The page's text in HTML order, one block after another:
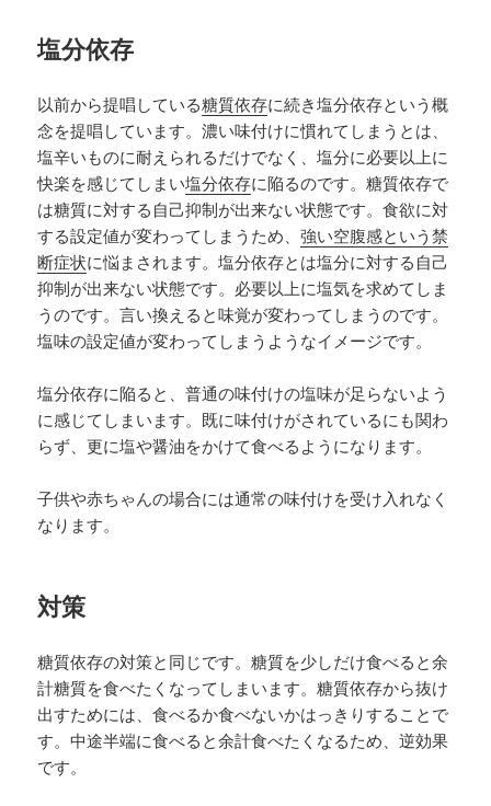
塩分依存
以前から提唱している糖質依存に続き塩分依存という概
念を提唱しています。濃い味付けに慣れてしまうとは、
塩辛いものに耐えられるだけでなく、塩分に必要以上に
快楽を感じてしまい塩分依存に陥るのです。糖質依存で
は糖質に対する自己抑制が出来ない状態です。食欲に対
する設定値が変わってしまうため、強い空腹感という禁
断症状に悩まされます。塩分依存とは塩分に対する自己
抑制が出来ない状態です。必要以上に塩気を求めてしま
うのです。言い換えると味覚が変わってしまうのです。
塩味の設定値が変わってしまうようなイメージです。
塩分依存に陥ると、普通の味付けの塩味が足らないよう
に感じてしまいます。既に味付けがされているにも関わ
らず、更に塩や醤油をかけて食べるようになります。
子供や赤ちゃんの場合には通常の味付けを受け入れなく
なります。
対策
糖質依存の対策と同じです。糖質を少しだけ食べると余
計糖質を食べたくなってしまいます。糖質依存から抜け
出すためには、食べるか食べないかはっきりすることで
す。中途半端に食べると余計食べたくなるため、逆効果
です。